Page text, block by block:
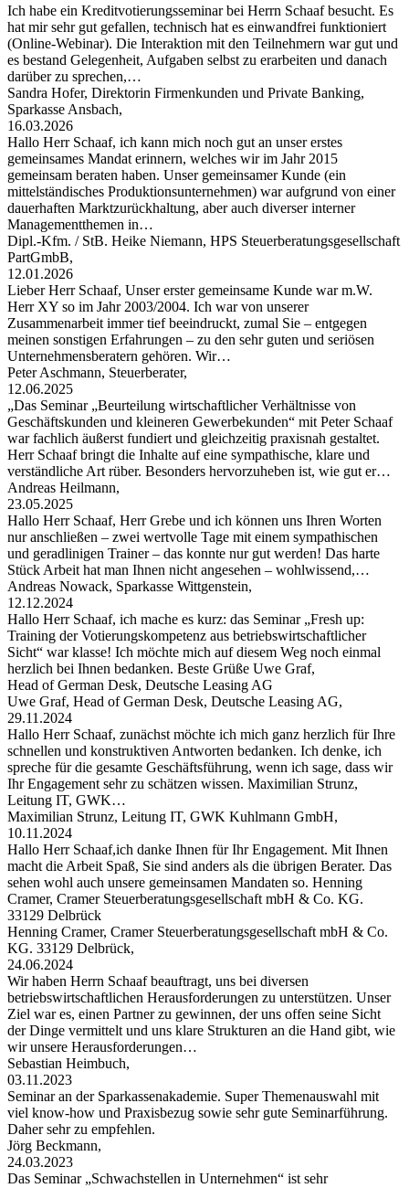
Ich habe ein Kreditvotierungsseminar bei Herrn Schaaf besucht. Es
hat mir sehr gut gefallen, technisch hat es einwandfrei funktioniert
(Online-Webinar). Die Interaktion mit den Teilnehmern war gut und
es bestand Gelegenheit, Aufgaben selbst zu erarbeiten und danach
darüber zu sprechen,…
Sandra Hofer, Direktorin Firmenkunden und Private Banking,
Sparkasse Ansbach,
16.03.2026
Hallo Herr Schaaf, ich kann mich noch gut an unser erstes
gemeinsames Mandat erinnern, welches wir im Jahr 2015
gemeinsam beraten haben. Unser gemeinsamer Kunde (ein
mittelständisches Produktionsunternehmen) war aufgrund von einer
dauerhaften Marktzurückhaltung, aber auch diverser interner
Managementthemen in…
Dipl.-Kfm. / StB. Heike Niemann, HPS Steuerberatungsgesellschaft
PartGmbB,
12.01.2026
Lieber Herr Schaaf, Unser erster gemeinsame Kunde war m.W.
Herr XY so im Jahr 2003/2004. Ich war von unserer
Zusammenarbeit immer tief beeindruckt, zumal Sie – entgegen
meinen sonstigen Erfahrungen – zu den sehr guten und seriösen
Unternehmensberatern gehören. Wir…
Peter Aschmann, Steuerberater,
12.06.2025
„Das Seminar „Beurteilung wirtschaftlicher Verhältnisse von
Geschäftskunden und kleineren Gewerbekunden“ mit Peter Schaaf
war fachlich äußerst fundiert und gleichzeitig praxisnah gestaltet.
Herr Schaaf bringt die Inhalte auf eine sympathische, klare und
verständliche Art rüber. Besonders hervorzuheben ist, wie gut er…
Andreas Heilmann,
23.05.2025
Hallo Herr Schaaf, Herr Grebe und ich können uns Ihren Worten
nur anschließen – zwei wertvolle Tage mit einem sympathischen
und geradlinigen Trainer – das konnte nur gut werden! Das harte
Stück Arbeit hat man Ihnen nicht angesehen – wohlwissend,…
Andreas Nowack, Sparkasse Wittgenstein,
12.12.2024
Hallo Herr Schaaf, ich mache es kurz: das Seminar „Fresh up:
Training der Votierungskompetenz aus betriebswirtschaftlicher
Sicht“ war klasse! Ich möchte mich auf diesem Weg noch einmal
herzlich bei Ihnen bedanken. Beste Grüße Uwe Graf,
Head of German Desk, Deutsche Leasing AG
Uwe Graf, Head of German Desk, Deutsche Leasing AG,
29.11.2024
Hallo Herr Schaaf, zunächst möchte ich mich ganz herzlich für Ihre
schnellen und konstruktiven Antworten bedanken. Ich denke, ich
spreche für die gesamte Geschäftsführung, wenn ich sage, dass wir
Ihr Engagement sehr zu schätzen wissen. Maximilian Strunz,
Leitung IT, GWK…
Maximilian Strunz, Leitung IT, GWK Kuhlmann GmbH,
10.11.2024
Hallo Herr Schaaf,ich danke Ihnen für Ihr Engagement. Mit Ihnen
macht die Arbeit Spaß, Sie sind anders als die übrigen Berater. Das
sehen wohl auch unsere gemeinsamen Mandaten so. Henning
Cramer, Cramer Steuerberatungsgesellschaft mbH & Co. KG.
33129 Delbrück
Henning Cramer, Cramer Steuerberatungsgesellschaft mbH & Co.
KG. 33129 Delbrück,
24.06.2024
Wir haben Herrn Schaaf beauftragt, uns bei diversen
betriebswirtschaftlichen Herausforderungen zu unterstützen. Unser
Ziel war es, einen Partner zu gewinnen, der uns offen seine Sicht
der Dinge vermittelt und uns klare Strukturen an die Hand gibt, wie
wir unsere Herausforderungen…
Sebastian Heimbuch,
03.11.2023
Seminar an der Sparkassenakademie. Super Themenauswahl mit
viel know-how und Praxisbezug sowie sehr gute Seminarführung.
Daher sehr zu empfehlen.
Jörg Beckmann,
24.03.2023
Das Seminar „Schwachstellen in Unternehmen“ ist sehr